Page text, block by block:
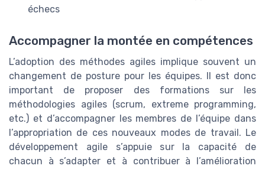
échecs
Accompagner la montée en compétences
L’adoption des méthodes agiles implique souvent un
changement de posture pour les équipes. Il est donc
important de proposer des formations sur les
méthodologies agiles (scrum, extreme programming,
etc.) et d’accompagner les membres de l’équipe dans
l’appropriation de ces nouveaux modes de travail. Le
développement agile s’appuie sur la capacité de
chacun à s’adapter et à contribuer à l’amélioration